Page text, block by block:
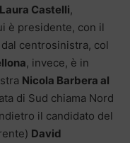
Laura Castelli,
è presidente, con il
centrosinistra, col
, invece, è in
Nicola Barbera al
di Sud chiama Nord
il candidato del
David